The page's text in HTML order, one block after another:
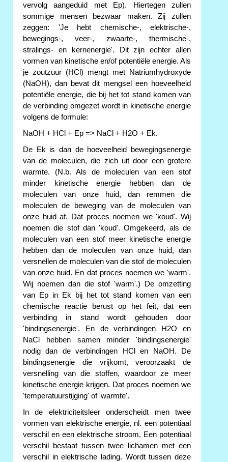
vervolg aangeduid met Ep). Hiertegen zullen
sommige mensen bezwaar maken. Zij zullen
zeggen: 'Je hebt chemische-, elektrische-,
bewegings-, veer-, zwaarte-, thermische-,
stralings- en kernenergie'. Dit zijn echter allen
vormen van kinetische en/of potentiële energie. Als
je zoutzuur (HCl) mengt met Natriumhydroxyde
(NaOH), dan bevat dit mengsel een hoeveelheid
potentiële energie, die bij het tot stand komen van
de verbinding omgezet wordt in kinetische energie
volgens de formule:
NaOH + HCl + Ep => NaCl + H2O + Ek.
De Ek is dan de hoeveelheid bewegingsenergie
van de moleculen, die zich uit door een grotere
warmte. (N.b. Als de moleculen van een stof
minder kinetische energie hebben dan de
moleculen van onze huid, dan remmen die
moleculen de beweging van de moleculen van
onze huid af. Dat proces noemen we 'koud'. Wij
noemen die stof dan 'koud'. Omgekeerd, als de
moleculen van een stof meer kinetische energie
hebben dan de moleculen van onze huid, dan
versnellen de moleculen van die stof de moleculen
van onze huid. En dat proces noemen we 'warm'.
Wij noemen dan die stof 'warm'.) De omzetting
van Ep in Ek bij het tot stand komen van een
chemische reactie berust op het feit, dat een
verbinding in stand wordt gehouden door
'bindingsenergie'. En de verbindingen H2O en
NaCl hebben samen minder 'bindingsenergie'
nodig dan de verbindingen HCl en NaOH. De
bindingsenergie die vrijkomt, veroorzaakt de
versnelling van die stoffen, waardoor ze meer
kinetische energie krijgen. Dat proces noemen we
'temperatuurstijging' of 'warmte'.
In de elektriciteitsleer onderscheidt men twee
vormen van elektrische energie, nl. een potentiaal
verschil en een elektrische stroom. Een potentiaal
verschil bestaat tussen twee lichamen met een
verschil in elektrische lading. Wordt tussen deze